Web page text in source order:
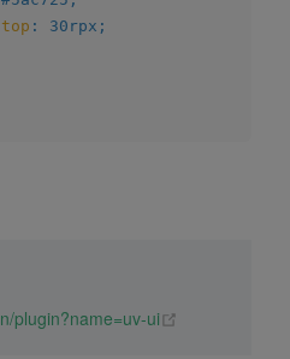
: 30rpx ;
plugin?name=uv-ui